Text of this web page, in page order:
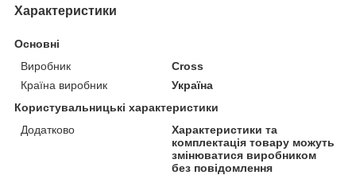
Характеристики
Основні
Виробник
Cross
Країна виробник
Україна
Користувальницькі характеристики
Додатково
Характеристики та
комплектація товару можуть
змінюватися виробником
без повідомлення